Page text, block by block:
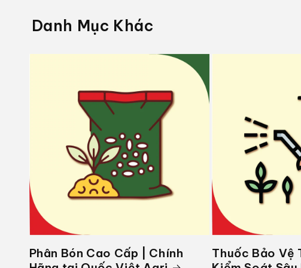
Danh Mục Khác
Phân Bón Cao Cấp | Chính
Thuốc Bảo Vệ